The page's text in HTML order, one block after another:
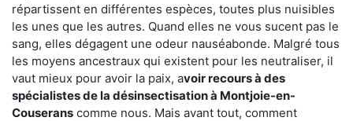
répartissent en différentes espèces, toutes plus nuisibles
les unes que les autres. Quand elles ne vous sucent pas le
sang, elles dégagent une odeur nauséabonde. Malgré tous
les moyens ancestraux qui existent pour les neutraliser, il
vaut mieux pour avoir la paix, avoir recours à des
spécialistes de la désinsectisation à Montjoie-en-
Couserans comme nous. Mais avant tout, comment